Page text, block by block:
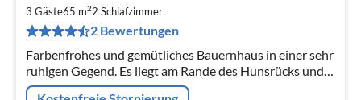
3 Gäste65 m22 Schlafzimmer
2 Bewertungen
Farbenfrohes und gemütliches Bauernhaus in einer sehr
ruhigen Gegend. Es liegt am Rande des Hunsrücks und
nur 10 Minuten von verschiedenen Orten an der Mosel